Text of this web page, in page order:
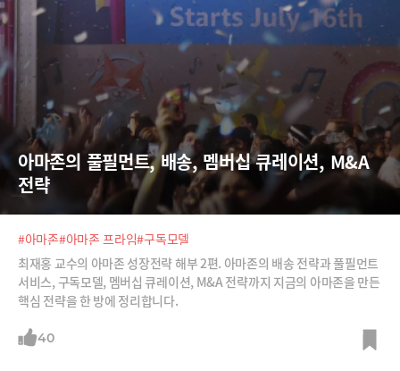
아마존의 풀필먼트, 배송, 멤버십 큐레이션, M&A
전략
#아마존#아마존 프라임#구독모델
최재홍 교수의 아마존 성장전략 해부 2편. 아마존의 배송 전략과 풀필먼트
서비스, 구독모델, 멤버십 큐레이션, M&A 전략까지 지금의 아마존을 만든
핵심 전략을 한 방에 정리합니다.
40